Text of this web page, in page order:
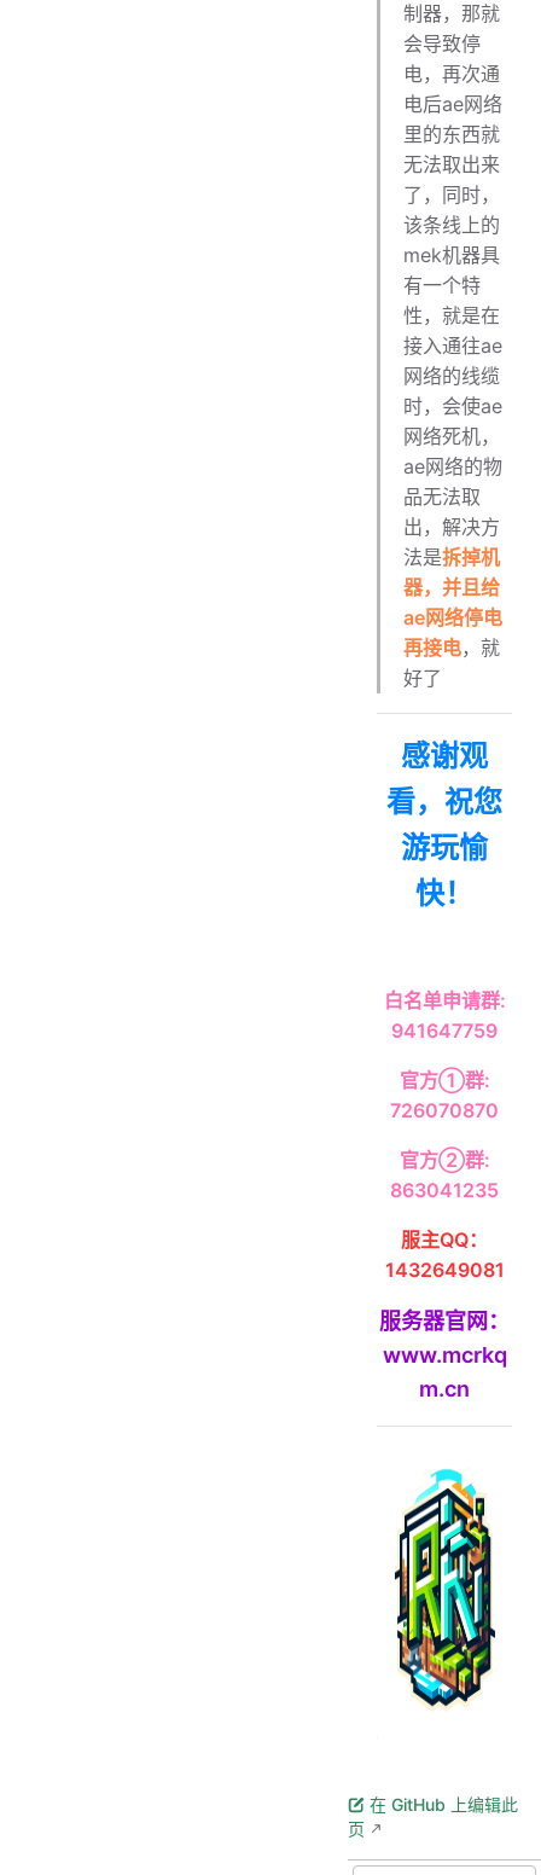
制器，那就
会导致停
电，再次通
电后ae网络
里的东西就
无法取出来
了，同时，
该条线上的
mek机器具
有一个特
性，就是在
接入通往ae
网络的线缆
时，会使ae
网络死机，
ae网络的物
品无法取
出，解决方
法是拆掉机
器，并且给
ae网络停电
再接电，就
好了
感谢观
看，祝您
游玩愉
快！
白名单申请群:
941647759
官方①群:
726070870
官方②群:
863041235
服主QQ：
1432649081
服务器官网：
www.mcrkq
m.cn
在 GitHub 上编辑此
页